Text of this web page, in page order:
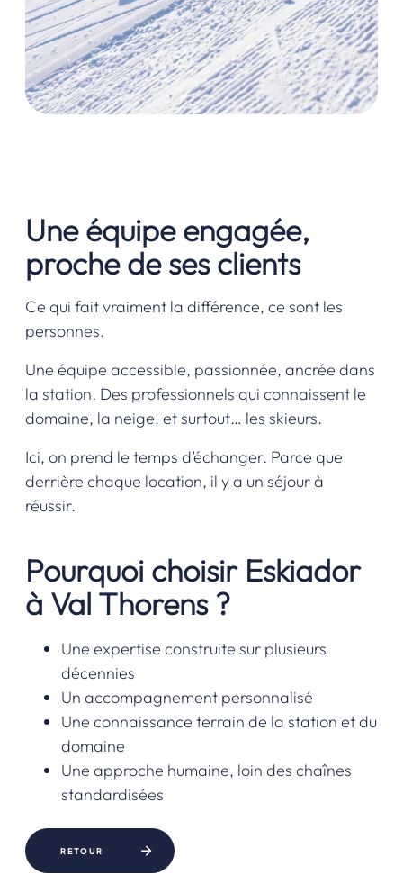
Une équipe engagée,
proche de ses clients
Ce qui fait vraiment la différence, ce sont les
personnes.
Une équipe accessible, passionnée, ancrée dans
la station. Des professionnels qui connaissent le
domaine, la neige, et surtout… les skieurs.
Ici, on prend le temps d’échanger. Parce que
derrière chaque location, il y a un séjour à
réussir.
Pourquoi choisir Eskiador
à Val Thorens ?
Une expertise construite sur plusieurs
décennies
Un accompagnement personnalisé
Une connaissance terrain de la station et du
domaine
Une approche humaine, loin des chaînes
standardisées
RETOUR